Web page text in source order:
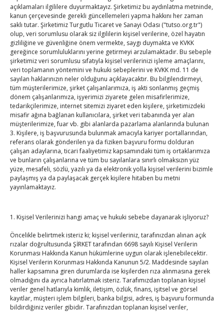
açıklamaları ilgililere duyurmaktayız. Şirketimiz bu aydınlatma metninde,
kanun çerçevesinde gerekli güncellemeleri yapma hakkını her zaman
saklı tutar. Şirketimiz Turgutlu Ticaret ve Sanayi Odası ("tutso.org.tr")
olup, veri sorumlusu olarak siz ilgililerin kişisel verilerine, özel hayatın
gizliliğine ve güvenliğine önem vermekte, saygı duymakta ve KVKK
gereğince sorumluluklarını yerine getirmeyi arzulamaktadır. Bu sebeple
şirketimiz veri sorumlusu sıfatıyla kişisel verilerinizi işleme amaçlarını,
veri toplamanın yöntemini ve hukuki sebeplerini ve KVKK md. 11 de
sayılan haklarınızın neler olduğunu açıklayacaktır. Bu bilgilendirmeyi,
tüm müşterilerimize, şirket çalışanlarımıza, iş akti sonlanmış geçmiş
dönem çalışanlarımıza, işyerimizi ziyarete gelen misafirlerimize,
tedarikçilerimize, internet sitemizi ziyaret eden kişilere, şirketimizdeki
misafir ağına bağlanan kullanıcılara, şirket veri tabanında yer alan
müşterilerimize, fuar vb. gibi alanlarda pazarlama alanlarında bulunan
3. Kişilere, iş başvurusunda bulunmak amacıyla kariyer portallarından,
referans olarak gönderilen ya da fiziken başvuru formu dolduran
çalışan adaylarına, ticari faaliyetimiz kapsamındaki tüm iş ortaklarımıza
ve bunların çalışanlarına ve tüm bu sayılanlara sınırlı olmaksızın yüz
yüze, mesafeli, sözlü, yazılı ya da elektronik yolla kişisel verilerini bizimle
paylaşmış ya da paylaşacak gerçek kişilere hitaben bu metni
yayınlamaktayız.
1. Kişisel Verilerinizi hangi amaç ve hukuki sebebe dayanarak işliyoruz?
Öncelikle belirtmek isteriz ki; kişisel verileriniz, tarafınızdan alınan açık
rızalar doğrultusunda ŞİRKET tarafından 6698 sayılı Kişisel Verilerin
Korunması Hakkında Kanun hükümlerine uygun olarak işlenebilecektir.
Kişisel Verilerin Korunması Hakkında Kanunun 5/2. Maddesinde sayılan
haller kapsamına giren durumlarda ise kişilerden rıza alınmasına gerek
olmadığını da ayrıca hatırlatmak isteriz. Tarafımızdan toplanan kişisel
veriler genel hatlarıyla kimlik, iletişim, özlük, finans, işitsel ve görsel
kayıtlar, müşteri işlem bilgileri, banka bilgisi, adres, iş başvuru formunda
bildirdiğiniz veriler gibidir. Tarafınızdan toplanan kişisel veriler,
Leave a comment
Hisarcıklıoğlu TSB Başkanı
Yaşar ile görüştü
Temmuz 24, 2026 TOBB HABER TUTSO
24.07.2026 / Ankara Türkiye Odalar ve Borsalar
Birliği (TOBB) Başkanı M. Rifat Hisarcıklıoğlu,
Türkiye Sigorta Birliği (TSB) Başkanı Ahmet Yaşar,
Yönetim Kurulu Üyesi Neslihan Neciboğlu ve
Genel Sekreter Özgür Obalı ile TOBB İkiz
Kuleler’de
Read More…
Hisarcıklıoğlu, Türkiye Tarım
Meclisi Başkanı Karakuş ve
beraberindeki heyet ile görüştü
Temmuz 23, 2026 TOBB HABER TUTSO
23.07.2026 / Ankara Türkiye Odalar ve Borsalar